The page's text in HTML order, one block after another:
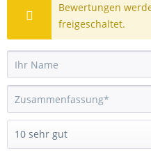
Bewertungen
freigeschaltet.